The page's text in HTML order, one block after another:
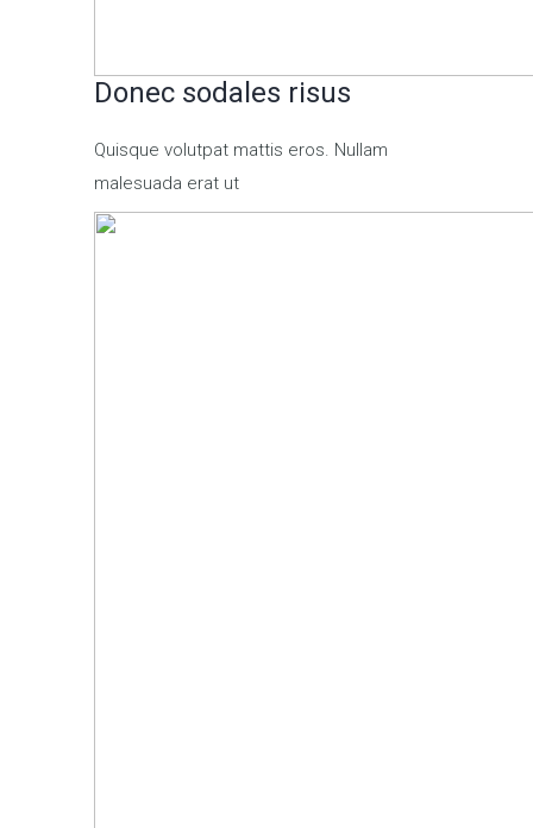
Donec sodales risus
Quisque volutpat mattis eros. Nullam
malesuada erat ut